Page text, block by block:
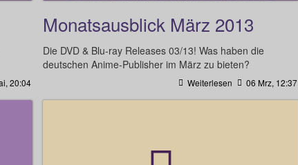
20:04
Monatsausblick März 2013
Die DVD & Blu-ray Releases 03/13! Was haben die
deutschen Anime-Publisher im März zu bieten?
Weiterlesen 06 Mrz, 12:37